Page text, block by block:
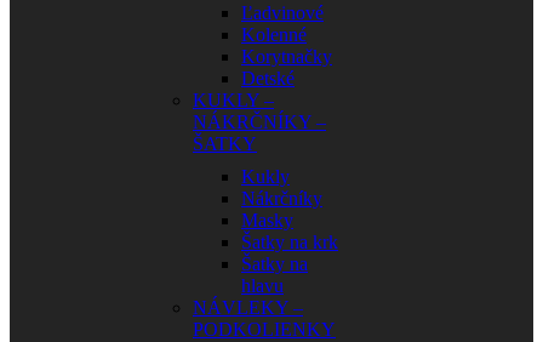
Ľadvinové
Kolenné
Korytnačky
Detské
KUKLY –
NÁKRČNÍKY –
ŠATKY
Kukly
Nákrčníky
Masky
Šatky na krk
Šatky na
hlavu
NÁVLEKY –
PODKOLIENKY